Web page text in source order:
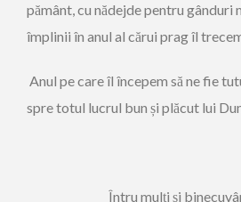
pământ, cu nădejde pentru gânduri
împlinii în anul al cărui prag îl
Anul pe care îl începem să ne fie
spre totul lucrul bun și plăcut lui
Întru mulți și